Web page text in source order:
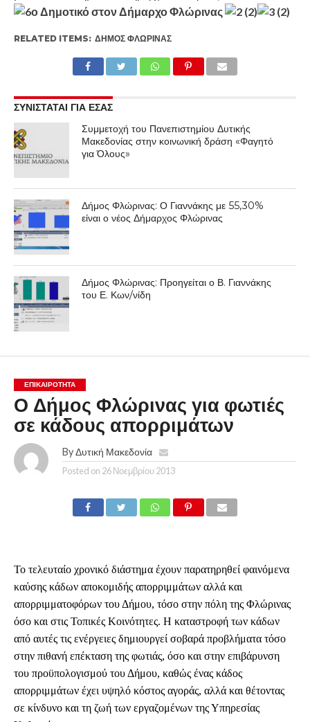
RELATED ITEMS: ΔΉΜΟΣ ΦΛΏΡΙΝΑΣ
ΣΥΝΙΣΤΑΤΑΙ ΓΙΑ ΕΣΑΣ
Συμμετοχή του Πανεπιστημίου Δυτικής
Μακεδονίας στην κοινωνική δράση «Φαγητό
για Όλους»
Δήμος Φλώρινας: Ο Γιαννάκης με 55,30%
είναι ο νέος Δήμαρχος Φλώρινας
Δήμος Φλώρινας: Προηγείται ο Β. Γιαννάκης
του Ε. Κων/νίδη
ΕΠΙΚΑΙΡΟΤΗΤΑ
Ο Δήμος Φλώρινας για φωτιές
σε κάδους απορριμάτων
By Δυτική Μακεδονία
Posted on 26 Νοεμβρίου 2013
Το τελευταίο χρονικό διάστημα έχουν παρατηρηθεί φαινόμενα
καύσης κάδων αποκομιδής απορριμμάτων αλλά και
απορριμματοφόρων του Δήμου, τόσο στην πόλη της Φλώρινας
όσο και στις Τοπικές Κοινότητες. Η καταστροφή των κάδων
από αυτές τις ενέργειες δημιουργεί σοβαρά προβλήματα τόσο
στην πιθανή επέκταση της φωτιάς, όσο και στην επιβάρυνση
του προϋπολογισμού του Δήμου, καθώς ένας κάδος
απορριμμάτων έχει υψηλό κόστος αγοράς, αλλά και θέτοντας
σε κίνδυνο και τη ζωή των εργαζομένων της Υπηρεσίας